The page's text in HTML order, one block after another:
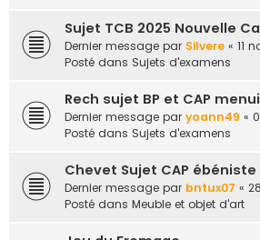
Sujet TCB 2025 Nouvelle
Dernier message par Silvere « 11
Posté dans Sujets d'examens
Rech sujet BP et CAP
Dernier message par yoann49 «
Posté dans Sujets d'examens
Chevet Sujet CAP ébéniste
Dernier message par bntux07 «
Posté dans Meuble et objet d'art